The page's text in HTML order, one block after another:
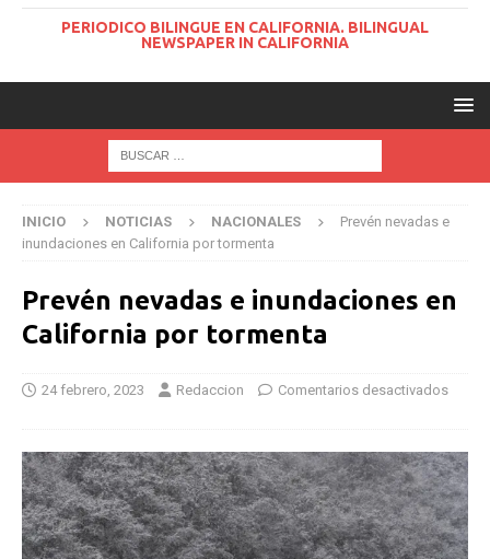
PERIODICO BILINGUE EN CALIFORNIA. BILINGUAL
NEWSPAPER IN CALIFORNIA
INICIO NOTICIAS NACIONALES
Prevén nevadas e
inundaciones en California por tormenta
Prevén nevadas e inundaciones en
California por tormenta
24 febrero, 2023 Redaccion Comentarios desactivados